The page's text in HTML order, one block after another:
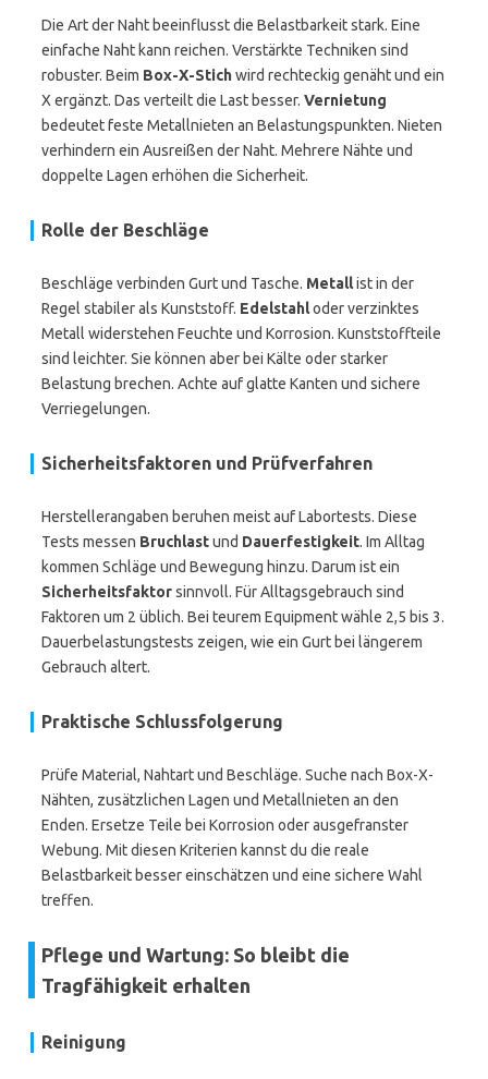
Die Art der Naht beeinflusst die Belastbarkeit stark. Eine
einfache Naht kann reichen. Verstärkte Techniken sind
robuster. Beim Box-X-Stichwird rechteckig genäht und ein
X ergänzt. Das verteilt die Last besser. Vernietung
bedeutet feste Metallnieten an Belastungspunkten. Nieten
verhindern ein Ausreißen der Naht. Mehrere Nähte und
doppelte Lagen erhöhen die Sicherheit.
Rolle der Beschläge
Beschläge verbinden Gurt und Tasche. Metallist in der
Regel stabiler als Kunststoff. Edelstahloder verzinktes
Metall widerstehen Feuchte und Korrosion. Kunststoffteile
sind leichter. Sie können aber bei Kälte oder starker
Belastung brechen. Achte auf glatte Kanten und sichere
Verriegelungen.
Sicherheitsfaktoren und Prüfverfahren
Herstellerangaben beruhen meist auf Labortests. Diese
Tests messen Bruchlastund Dauerfestigkeit. Im Alltag
kommen Schläge und Bewegung hinzu. Darum ist ein
Sicherheitsfaktorsinnvoll. Für Alltagsgebrauch sind
Faktoren um 2 üblich. Bei teurem Equipment wähle 2,5 bis 3.
Dauerbelastungstests zeigen, wie ein Gurt bei längerem
Gebrauch altert.
Praktische Schlussfolgerung
Prüfe Material, Nahtart und Beschläge. Suche nach Box-X-
Nähten, zusätzlichen Lagen und Metallnieten an den
Enden. Ersetze Teile bei Korrosion oder ausgefranster
Webung. Mit diesen Kriterien kannst du die reale
Belastbarkeit besser einschätzen und eine sichere Wahl
treffen.
Pflege und Wartung: So bleibt die
Tragfähigkeit erhalten
Reinigung